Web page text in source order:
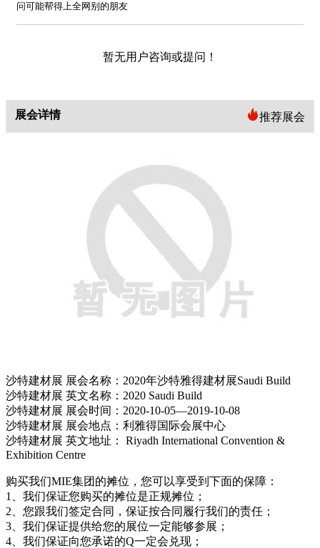
问可能帮得上全网别的朋友
暂无用户咨询或提问！
展会详情 推荐展会
沙特建材展 展会名称：2020年沙特雅得建材展Saudi Build
沙特建材展 英文名称：2020 Saudi Build
沙特建材展 展会时间：2020-10-05—2019-10-08
沙特建材展 展会地点：利雅得国际会展中心
沙特建材展 英文地址： Riyadh International Convention &
Exhibition Centre
购买我们MIE集团的摊位，您可以享受到下面的保障：
1、我们保证您购买的摊位是正规摊位；
2、您跟我们签定合同，保证按合同履行我们的责任；
3、我们保证提供给您的展位一定能够参展；
4、我们保证向您承诺的Q一定会兑现；